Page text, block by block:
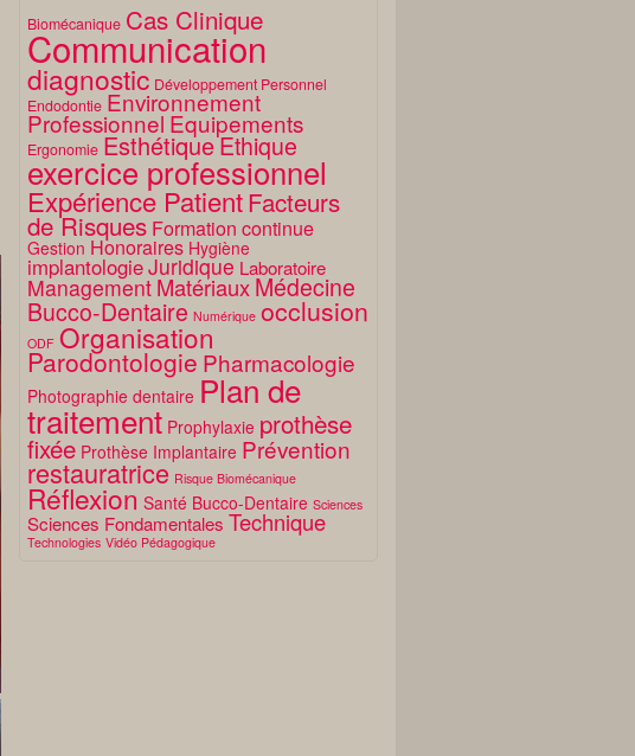
Biomécanique Cas Clinique
Communication
diagnostic Développement Personnel
Endodontie Environnement
Professionnel Equipements
Ergonomie EsthétiqueEthique
exercice professionnel
Expérience PatientFacteurs
de Risques Formation continue
Gestion Honoraires Hygiène
implantologieJuridique Laboratoire
Management Matériaux Médecine
Bucco-Dentaire Numérique occlusion
ODF Organisation
Parodontologie Pharmacologie
Photographie dentaire Plan de
traitement Prophylaxie prothèse
fixée Prothèse Implantaire Prévention
restauratrice Risque Biomécanique
Réflexion Santé Bucco-Dentaire Sciences
Sciences Fondamentales Technique
Technologies Vidéo Pédagogique